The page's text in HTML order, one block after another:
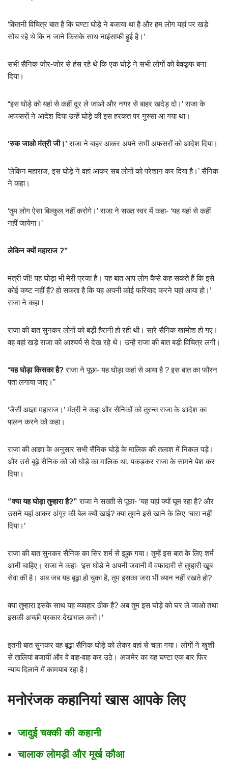
‘कितनी विचित्र बात है कि घण्टा घोड़े ने बजाया था है और हम लोग यहां पर खड़े
सोच रहे थे कि न जाने किसके साथ नाइंसाफी हुई है।’
सभी सैनिक जोर-जोर से हंस रहे थे कि एक घोड़े ने सभी लोगों को बेवकूफ बना
दिया।
“इस घोड़े को यहां से कहीं दूर ले जाओ और नगर से बाहर खदेड़ दो।’ राजा के
अफसरों ने आदेश दिया उन्हें घोड़े की इस हरकत पर गुस्सा आ गया था।
‘रुक जाओ मंत्री जी।’राजा ने बाहर आकर अपने सभी अफसरों को आदेश दिया।
‘लेकिन महाराज, इस घोड़े ने वहां आकर सब लोगों को परेशान कर दिया है।’ सैनिक
ने कहा।
‘तुम लोग ऐसा बिल्कुल नहीं करोगे।’ राजा ने सख्त स्वर में कहा- ‘यह यहां से कहीं
नहीं जायेगा।’
लेकिन क्यों महाराज ?”
मंत्री जी! यह घोड़ा भी मेरी प्रजा है। यह बात आप लोग कैसे कह सकते हैं कि इसे
कोई कष्ट नहीं हैं? हो सकता है कि यह अपनी कोई फरियाद करने यहां आया हो।’
राजा ने कहा !
राजा की बात सुनकर लोगों को बड़ी हैरानी हो रही थी। सारे सैनिक खामोश हो गए।
वह वहां खड़े राजा को आश्चर्य से देख रहे थे। उन्हें राजा की बात बड़ी विचित्र लगी।
“यह घोड़ा किसका है?राजा ने पूछा- यह घोड़ा कहां से आया है ? इस बात का फौरन
पता लगाया जाए।”
‘जैसी आज्ञा महाराज।’ मंत्री ने कहा और सैनिकों को तुरन्त राजा के आदेश का
पालन करने को कहा।
राजा की आज्ञा के अनुसार सभी सैनिक घोड़े के मालिक की तलाश में निकल पड़े।
और उसे बूढ़े सैनिक को जो घोड़े का मालिक था, पकड़कर राजा के सामने पेश कर
दिया।
“क्या यह घोड़ा तुम्हारा है?” राजा ने सख्ती से पूछा- ‘यह यहां क्यों घूम रहा है? और
उसने यहां आकर अंगूर की बेल क्यों खाई? क्या तुमने इसे खाने के लिए ‘चारा नहीं
दिया।’
राजा की बात सुनकर सैनिक का सिर शर्म से झुक गया। तुम्हें इस बात के लिए शर्म
आनी चाहिए। राजा ने कहा- ‘इस घोड़े ने अपनी जवानी में वफादारी से तुम्हारी खूब
सेवा की है। अब जब यह बूढ़ा हो चुका है, तुम इसका जरा भी ध्यान नहीं रखते हो?
क्या तुम्हारा इसके साथ यह व्यवहार ठीक है? अब तुम इस घोड़े को घर ले जाओ तथा
इसकी अच्छी प्रकार देखभाल करो।’
इतनी बात सुनकर वह बूढ़ा सैनिक घोड़े को लेकर वहां से चला गया। लोगों ने खुशी
से तालियां बजायीं और वे वाह-वाह कर उठे। अजमेर का यह घण्टा एक बार फिर
न्याय दिलाने में कामयाब रहा है।
मनोरंजक कहानियां खास आपके लिए
जादुई चक्की की कहानी
चालाक लोमड़ी और मूर्ख कौआ